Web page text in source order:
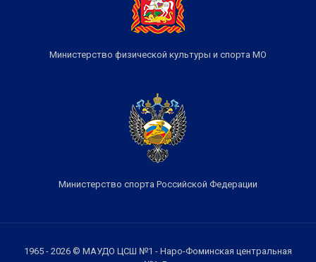
Министерство физической культуры и спорта МО
Министерство спорта Российской Федерации
1965 - 2026 © МАУДО ЦСШ №1 - Наро-Фоминская центральная